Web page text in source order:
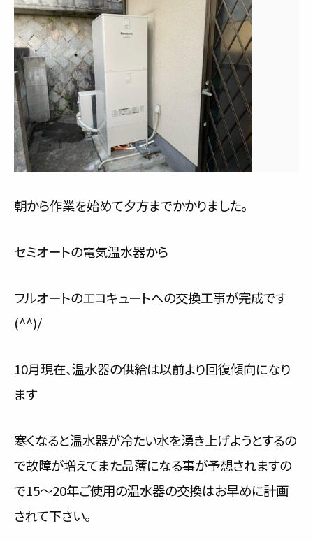
朝から作業を始めて夕方までかかりました。
セミオートの電気温水器から
フルオートのエコキュートへの交換工事が完成です
(^^)/
10月現在、温水器の供給は以前より回復傾向になり
ます
寒くなると温水器が冷たい水を湧き上げようとするの
で故障が増えてまた品薄になる事が予想されますの
で15～20年ご使用の温水器の交換はお早めに計画
されて下さい。